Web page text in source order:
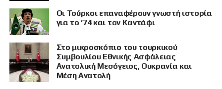
Οι Τούρκοι επαναφέρουν γνωστή ιστορία
για το ’74 και τον Καντάφι
Στο μικροσκόπιο του τουρκικού
Συμβουλίου Εθνικής Ασφάλειας
Ανατολική Μεσόγειος, Ουκρανία και
Μέση Ανατολή